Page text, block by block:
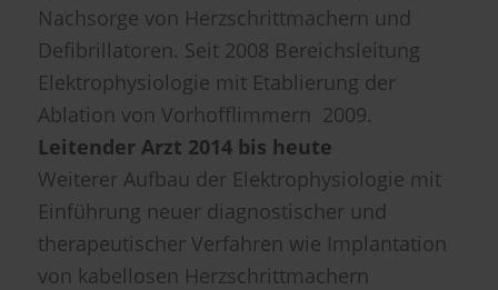
Nachsorge von Herzschrittmachern und
Defibrillatoren. Seit 2008 Bereichsleitung
Elektrophysiologie mit Etablierung der
Ablation von Vorhofflimmern 2009.
Leitender Arzt 2014 bis heute
Weiterer Aufbau der Elektrophysiologie mit
Einführung neuer diagnostischer und
therapeutischer Verfahren wie Implantation
von kabellosen Herzschrittmachern